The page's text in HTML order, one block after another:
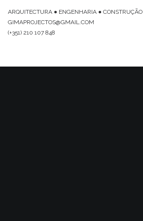
ARQUITECTURA ● ENGENHARIA ● CONSTRUÇÃO
GIMAPROJECTOS@GMAIL.COM
(+351) 210 107 848